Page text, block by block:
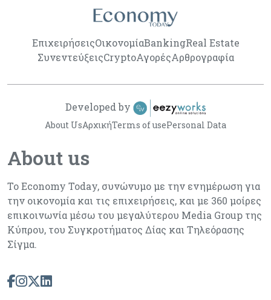
ΕπιχειρήσειςΟικονομίαBankingReal Estate
ΣυνεντεύξειςCryptoΑγορέςΑρθρογραφία
About us
Το Economy Today, συνώνυμο με την ενημέρωση για
την οικονομία και τις επιχειρήσεις, και με 360 μοίρες
επικοινωνία μέσω του μεγαλύτερου Media Group της
Κύπρου, του Συγκροτήματος Δίας και Τηλεόρασης
Σίγμα.
About UsΑρχικήTerms of usePersonal Data
Developed by